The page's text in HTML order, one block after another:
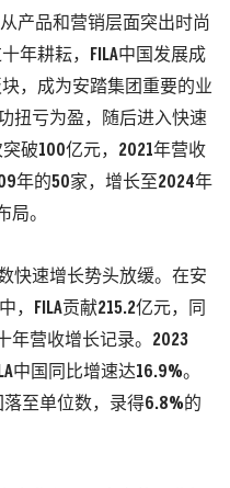
产品和营销层面突出时尚
年耕耘，FILA中国发展成
，成为安踏集团重要的业
扭亏为盈，随后进入快速
破100亿元，2021年营收
年的50家，增长至2024年
局。
快速增长势头放缓。在安
，FILA贡献215.2亿元，同
年营收增长记录。2023
中国同比增速达16.9%。
至单位数，录得6.8%的